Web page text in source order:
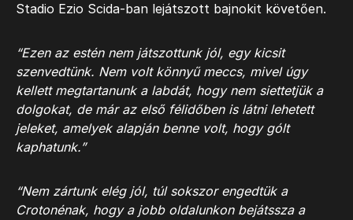
Stadio Ezio Scida-ban lejátszott bajnokit követően.
“Ezen az estén nem játszottunk jól, egy kicsit
szenvedtünk. Nem volt könnyű meccs, mivel úgy
kellett megtartanunk a labdát, hogy nem siettetjük a
dolgokat, de már az első félidőben is látni lehetett
jeleket, amelyek alapján benne volt, hogy gólt
kaphatunk.”
“Nem zártunk elég jól, túl sokszor engedtük a
Crotonénak, hogy a jobb oldalunkon bejátssza a